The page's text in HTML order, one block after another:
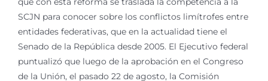
SCJN para conocer sobre los conflictos limítrofes entre
entidades federativas, que en la actualidad tiene el
Senado de la República desde 2005. El Ejecutivo federal
puntualizó que luego de la aprobación en el Congreso
de la Unión, el pasado 22 de agosto, la Comisión